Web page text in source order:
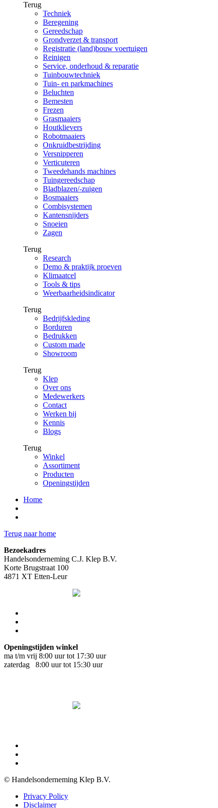
Terug
Techniek
Beregening
Gereedschap
Grondverzet & transport
Registratie (land)bouw voertuigen
Reinigen
Service, onderhoud & reparatie
Tuinbouwtechniek
Tuin- en parkmachines
Beluchten
Bemesten
Frezen
Grasmaaiers
Houtklievers
Robotmaaiers
Onkruidbestrijding
Versnipperen
Verticuteren
Tweedehands machines
Tuingereedschap
Bladblazen/-zuigen
Bosmaaiers
Combisystemen
Kantensnijders
Snoeien
Zagen
Terug
Research
Demo & praktijk proeven
Klimaatcel
Tools & tips
Weerbaarheidsindicator
Terug
Bedrijfskleding
Borduren
Bedrukken
Custom made
Showroom
Terug
Klep
Over ons
Medewerkers
Contact
Werken bij
Kennis
Blogs
Terug
Winkel
Assortiment
Producten
Openingstijden
Home
Terug naar home
Bezoekadres
Handelsonderneming C.J. Klep B.V.
Korte Brugstraat 100
4871 XT Etten-Leur
Openingstijden winkel
ma t/m vrij 8:00 uur tot 17:30 uur
zaterdag 8:00 uur tot 15:30 uur
© Handelsonderneming Klep B.V.
Privacy Policy
Disclaimer